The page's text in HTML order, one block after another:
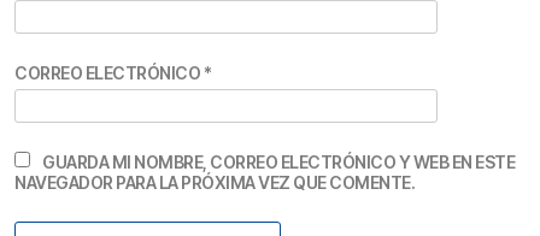
CORREO ELECTRÓNICO *
GUARDA MI NOMBRE, CORREO ELECTRÓNICO Y WEB EN ESTE
NAVEGADOR PARA LA PRÓXIMA VEZ QUE COMENTE.